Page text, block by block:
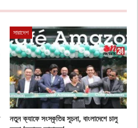
সারাদেশ
নতুন ক্যাফে সংস্কৃতির সূচনা, বাংলাদেশে চালু